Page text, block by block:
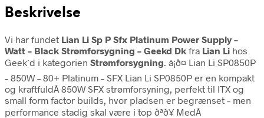
Beskrivelse
Vi har fundet Lian Li Sp P Sfx Platinum Power Supply –
Watt – Black Strømforsygning – Geekd Dk fra Lian Li hos
Geek´d i kategorien Strømforsygning. â¡ð¤ Lian Li SP0850P
– 850W – 80+ Platinum – SFX Lian Li SP0850P er en kompakt
og kraftfuldÂ 850W SFX strømforsyning, perfekt til ITX og
small form factor builds, hvor pladsen er begrænset – men
performance stadig skal være i top ðªð¥ MedÂ